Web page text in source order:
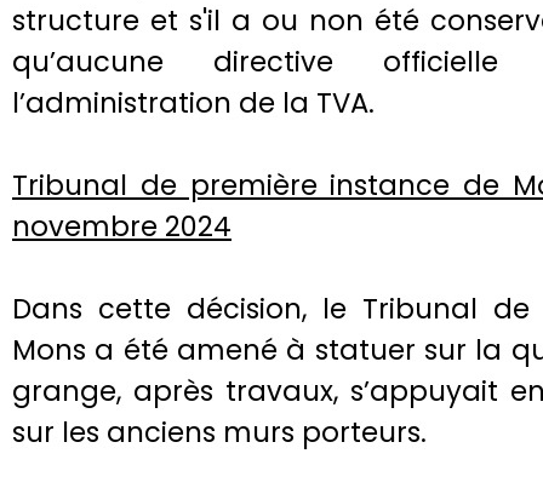
structure et s'il a ou non été
qu’aucune directive
l’administration de la TVA.
Tribunal de première instance de
novembre 2024
Dans cette décision, le Tribunal
Mons a été amené à statuer sur la
grange, après travaux, s’appuyait
sur les anciens murs porteurs.